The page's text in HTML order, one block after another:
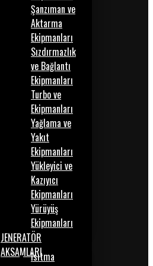
Şanzıman ve
Aktarma
Ekipmanları
Sızdırmazlık
ve Bağlantı
Ekipmanları
Turbo ve
Ekipmanları
Yağlama ve
Yakıt
Ekipmanları
Yükleyici ve
Kazıyıcı
Ekipmanları
Yürüyüş
Ekipmanları
JENERATÖR
AKSAMLARIIsıtma